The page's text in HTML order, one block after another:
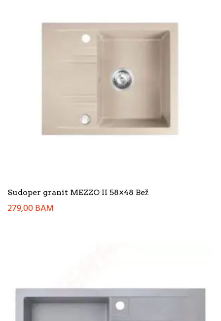
Sudoper granit MEZZO II 58×48 Bež
279,00BAM